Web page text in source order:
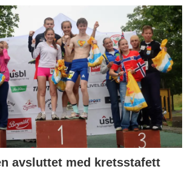
avsluttet med kretsstafett